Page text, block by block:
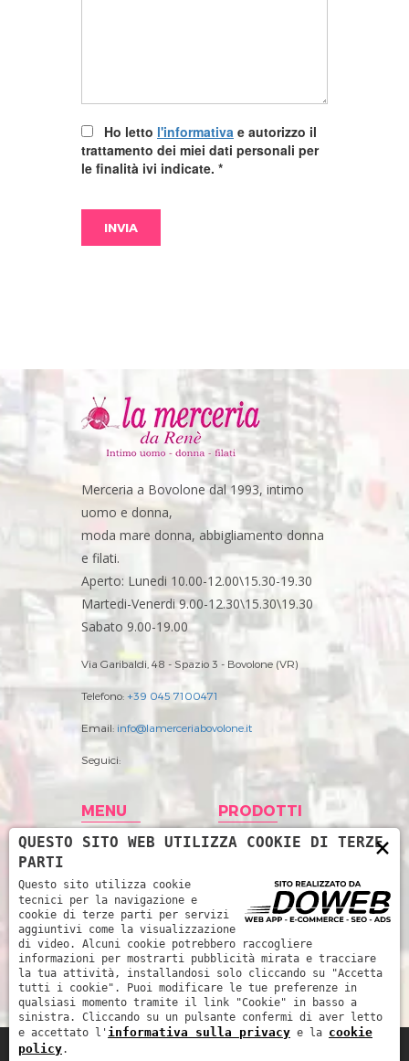
Ho letto l'informativa e autorizzo il
trattamento dei miei dati personali per
le finalità ivi indicate. *
Merceria a Bovolone dal 1993, intimo
uomo e donna,
moda mare donna, abbigliamento donna
e filati.
Aperto: Lunedi 10.00-12.00\15.30-19.30
Martedi-Venerdi 9.00-12.30\15.30\19.30
Sabato 9.00-19.00
Via Garibaldi, 48 - Spazio 3 - Bovolone (VR)
Telefono: +39 045 7100471
Email: info@lamerceriabovolone.it
Seguici:
MENU
Home
Storia
Prodotti
News
Contatti
PRODOTTI
Abbigliamento
Accessori merceria
Filati
Intimo Donna
Intimo uomo
Mare
×
QUESTO SITO WEB UTILIZZA COOKIE DI TERZE
PARTI
Questo sito utilizza cookie
tecnici per la navigazione e
cookie di terze parti per servizi
aggiuntivi come la visualizzazione
di video. Alcuni cookie potrebbero raccogliere
informazioni per mostrarti pubblicità mirata e tracciare
la tua attività, installandosi solo cliccando su "Accetta
tutti i cookie". Puoi modificare le tue preferenze in
qualsiasi momento tramite il link "Cookie" in basso a
sinistra. Cliccando su un pulsante confermi di aver letto
e accettato l' informativa sulla privacy e la cookie
policy.